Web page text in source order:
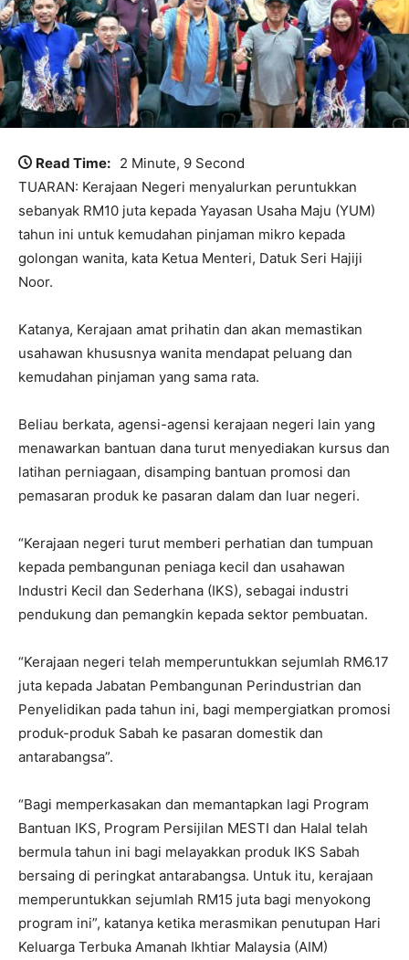
Read Time: 2 Minute, 9 Second
TUARAN: Kerajaan Negeri menyalurkan peruntukkan
sebanyak RM10 juta kepada Yayasan Usaha Maju (YUM)
tahun ini untuk kemudahan pinjaman mikro kepada
golongan wanita, kata Ketua Menteri, Datuk Seri Hajiji
Noor.
Katanya, Kerajaan amat prihatin dan akan memastikan
usahawan khususnya wanita mendapat peluang dan
kemudahan pinjaman yang sama rata.
Beliau berkata, agensi-agensi kerajaan negeri lain yang
menawarkan bantuan dana turut menyediakan kursus dan
latihan perniagaan, disamping bantuan promosi dan
pemasaran produk ke pasaran dalam dan luar negeri.
“Kerajaan negeri turut memberi perhatian dan tumpuan
kepada pembangunan peniaga kecil dan usahawan
Industri Kecil dan Sederhana (IKS), sebagai industri
pendukung dan pemangkin kepada sektor pembuatan.
“Kerajaan negeri telah memperuntukkan sejumlah RM6.17
juta kepada Jabatan Pembangunan Perindustrian dan
Penyelidikan pada tahun ini, bagi mempergiatkan promosi
produk-produk Sabah ke pasaran domestik dan
antarabangsa”.
“Bagi memperkasakan dan memantapkan lagi Program
Bantuan IKS, Program Persijilan MESTI dan Halal telah
bermula tahun ini bagi melayakkan produk IKS Sabah
bersaing di peringkat antarabangsa. Untuk itu, kerajaan
memperuntukkan sejumlah RM15 juta bagi menyokong
program ini”, katanya ketika merasmikan penutupan Hari
Keluarga Terbuka Amanah Ikhtiar Malaysia (AIM)